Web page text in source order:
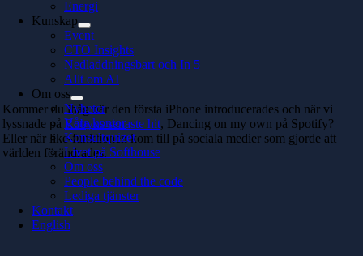
Energi
Kunskap
Event
CTO Insights
Nedladdningsbart och In 5
Allt om AI
Om oss
Nyheter
Våra kontor
Konsultquizet
Livet på Softhouse
Om oss
People behind the code
Lediga tjänster
Kontakt
English
Kommer du ihåg när den första iPhone introducerades och när vi
lyssnade påRobyns senaste hit, Dancing on my own på Spotify?
Eller när like-funktionen kom till på sociala medier som gjorde att
världen förändrades.